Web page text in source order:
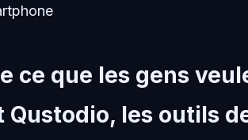
ce que les gens
Qustodio, les outils